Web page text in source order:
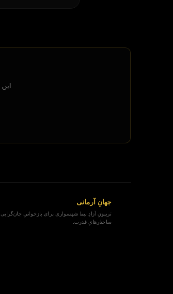
جهانِ آرمانی
تریبونِ آزادِ نیما شهسواری برای بازخوانیِ جان‌گرایی
ساختارهایِ قدرت.